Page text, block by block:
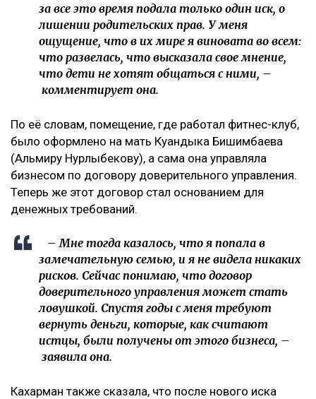
за все это время подала только один иск, о
лишении родительских прав. У меня
ощущение, что в их мире я виновата во всем:
что развелась, что высказала свое мнение,
что дети не хотят общаться с ними, –
комментирует она.
По её словам, помещение, где работал фитнес-клуб,
было оформлено на мать Куандыка Бишимбаева
(Альмиру Нурлыбекову), а сама она управляла
бизнесом по договору доверительного управления.
Теперь же этот договор стал основанием для
денежных требований.
– Мне тогда казалось, что я попала в
замечательную семью, и я не видела никаких
рисков. Сейчас понимаю, что договор
доверительного управления может стать
ловушкой. Спустя годы с меня требуют
вернуть деньги, которые, как считают
истцы, были получены от этого бизнеса, –
заявила она.
Кахарман также сказала, что после нового иска